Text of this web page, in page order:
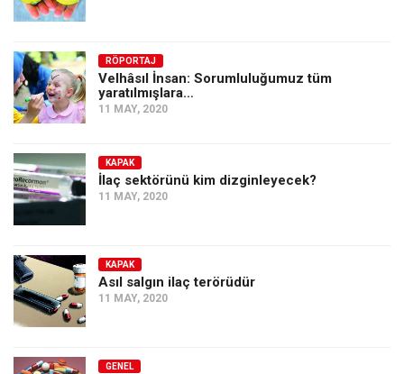
Amerika
Avustralya
Tarih
Düşünce
Dosyalar
RÖPORTAJ
Velhâsıl İnsan: Sorumluluğumuz tüm
yaratılmışlara…
11 MAY, 2020
KAPAK
İlaç sektörünü kim dizginleyecek?
11 MAY, 2020
KAPAK
Asıl salgın ilaç terörüdür
11 MAY, 2020
GENEL